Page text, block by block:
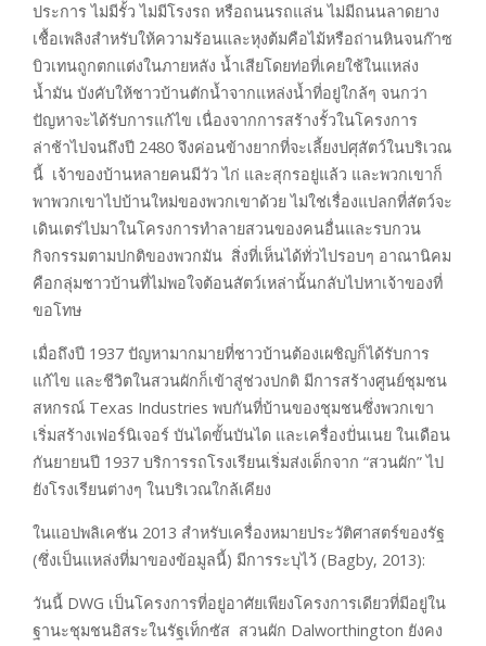
ประการ ไม่มีรั้ว ไม่มีโรงรถ หรือถนนรถแล่น ไม่มีถนนลาดยาง
เชื้อเพลิงสำหรับให้ความร้อนและหุงต้มคือไม้หรือถ่านหินจนก๊าซ
บิวเทนถูกตกแต่งในภายหลัง น้ำเสียโดยท่อที่เคยใช้ในแหล่ง
น้ำมัน บังคับให้ชาวบ้านตักน้ำจากแหล่งน้ำที่อยู่ใกล้ๆ จนกว่า
ปัญหาจะได้รับการแก้ไข เนื่องจากการสร้างรั้วในโครงการ
ล่าช้าไปจนถึงปี 2480 จึงค่อนข้างยากที่จะเลี้ยงปศุสัตว์ในบริเวณ
นี้ เจ้าของบ้านหลายคนมีวัว ไก่ และสุกรอยู่แล้ว และพวกเขาก็
พาพวกเขาไปบ้านใหม่ของพวกเขาด้วย ไม่ใช่เรื่องแปลกที่สัตว์จะ
เดินเตร่ไปมาในโครงการทำลายสวนของคนอื่นและรบกวน
กิจกรรมตามปกติของพวกมัน สิ่งที่เห็นได้ทั่วไปรอบๆ อาณานิคม
คือกลุ่มชาวบ้านที่ไม่พอใจต้อนสัตว์เหล่านั้นกลับไปหาเจ้าของที่
ขอโทษ
เมื่อถึงปี 1937 ปัญหามากมายที่ชาวบ้านต้องเผชิญก็ได้รับการ
แก้ไข และชีวิตในสวนผักก็เข้าสู่ช่วงปกติ มีการสร้างศูนย์ชุมชน
สหกรณ์ Texas Industries พบกันที่บ้านของชุมชนซึ่งพวกเขา
เริ่มสร้างเฟอร์นิเจอร์ บันไดขั้นบันได และเครื่องปั่นเนย ในเดือน
กันยายนปี 1937 บริการรถโรงเรียนเริ่มส่งเด็กจาก “สวนผัก” ไป
ยังโรงเรียนต่างๆ ในบริเวณใกล้เคียง
ในแอปพลิเคชัน 2013 สำหรับเครื่องหมายประวัติศาสตร์ของรัฐ
(ซึ่งเป็นแหล่งที่มาของข้อมูลนี้) มีการระบุไว้ (Bagby, 2013):
วันนี้ DWG เป็นโครงการที่อยู่อาศัยเพียงโครงการเดียวที่มีอยู่ใน
ฐานะชุมชนอิสระในรัฐเท็กซัส สวนผัก Dalworthington ยังคง